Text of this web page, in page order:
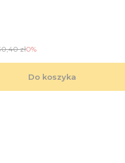
zł0%
Do koszyka